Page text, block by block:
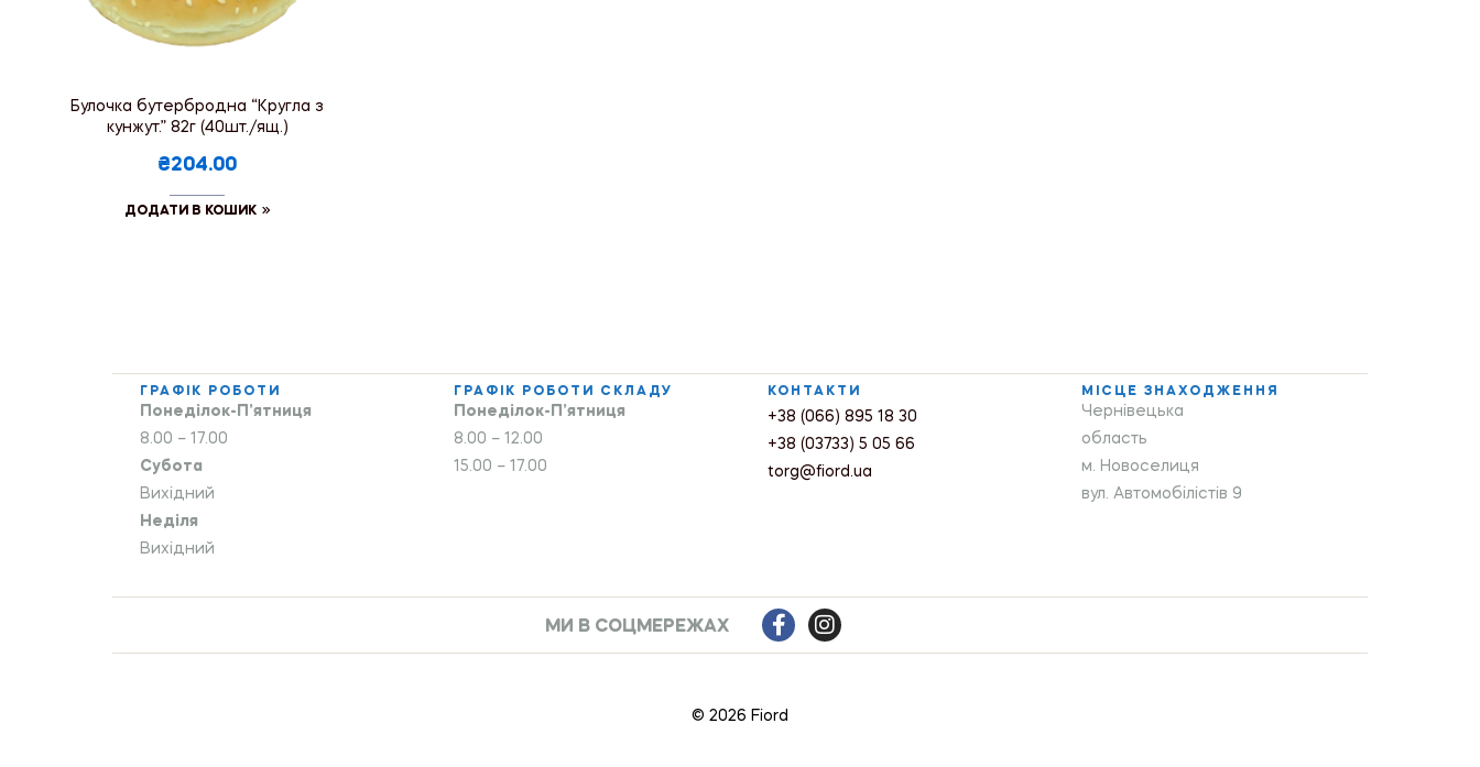
Булочка бутербродна “Кругла з
кунжут.” 82г (40шт./ящ.)
₴204.00
ДОДАТИ В КОШИК
ГРАФІК РОБОТИ
Понеділок-П’ятниця
8.00 – 17.00
Субота
Вихідний
Неділя
Вихідний
ГРАФІК РОБОТИ СКЛАДУ
Понеділок-П’ятниця
8.00 – 12.00
15.00 – 17.00
КОНТАКТИ
+38 (066) 895 18 30
+38 (03733) 5 05 66
torg@fiord.ua
МІСЦЕ ЗНАХОДЖЕННЯ
Чернівецька
область
м. Новоселиця
вул. Автомобілістів 9
МИ В СОЦМЕРЕЖАХ
© 2026 Fiord